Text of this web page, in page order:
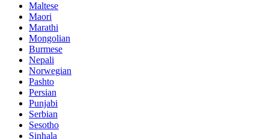
Maltese
Maori
Marathi
Mongolian
Burmese
Nepali
Norwegian
Pashto
Persian
Punjabi
Serbian
Sesotho
Sinhala